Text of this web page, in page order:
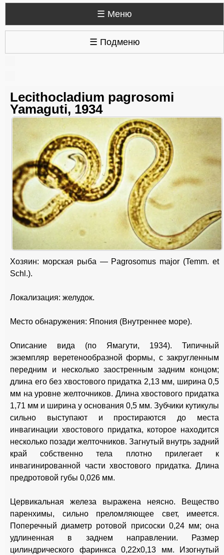
☰ Меню
☰ Подменю
Lecithocladium pagrosomi
Yamaguti, 1934
Хозяин: морская рыба — Pagrosomus major (Temm. et
Schl.).
Локализация: желудок.
Место обнаружения: Япония (Внутреннее море).
Описание вида (по Ямагути, 1934). Типичный
экземпляр веретенообразной формы, с закругленным
передним и несколько заостренным задним концом;
длина его без хвостового придатка 2,13 мм, ширина 0,5
мм на уровне желточников. Длина хвостового придатка
1,71 мм и ширина у основания 0,5 мм. Зубчики кутикулы
сильно выступают и простираются до места
инвагинации хвостового придатка, которое находится
несколько позади желточников. Загнутый внутрь задний
край собственно тела плотно прилегает к
инвагинированной части хвостового придатка. Длина
предротовой губы 0,026 мм.
Цервикальная железа выражена неясно. Вещество
паренхимы, сильно преломляющее свет, имеется.
Поперечный диаметр ротовой присоски 0,24 мм; она
удлиненная в заднем направлении. Размер
цилиндрического фаринкса 0,22x0,13 мм. Изогнутый